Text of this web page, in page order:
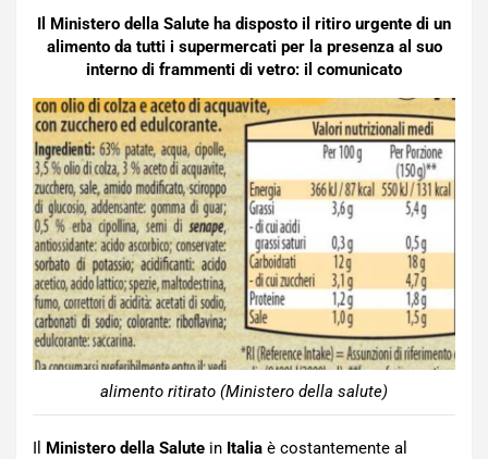
Il Ministero della Salute ha disposto il ritiro urgente di un
alimento da tutti i supermercati per la presenza al suo
interno di frammenti di vetro: il comunicato
alimento ritirato (Ministero della salute)
Il Ministero della Salute in Italia è costantemente al